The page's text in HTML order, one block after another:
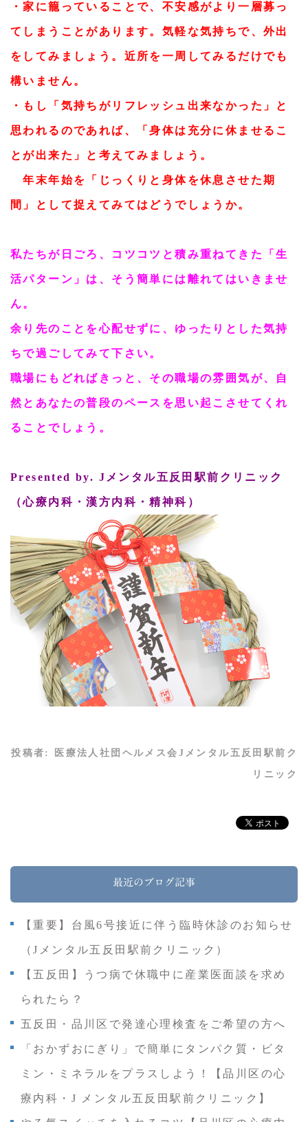
・家に籠っていることで、不安感がより一層募っ
てしまうことがあります。気軽な気持ちで、外出
をしてみましょう。近所を一周してみるだけでも
構いません。
・もし「気持ちがリフレッシュ出来なかった」と
思われるのであれば、「身体は充分に休ませるこ
とが出来た」と考えてみましょう。
年末年始を「じっくりと身体を休息させた期
間」として捉えてみてはどうでしょうか。
私たちが日ごろ、コツコツと積み重ねてきた「生
活パターン」は、そう簡単には離れてはいきませ
ん。
余り先のことを心配せずに、ゆったりとした気持
ちで過ごしてみて下さい。
職場にもどればきっと、その職場の雰囲気が、自
然とあなたの普段のペースを思い起こさせてくれ
ることでしょう。
Presented by. Jメンタル五反田駅前クリニック
（心療内科・漢方内科・精神科）
投稿者: 医療法人社団ヘルメス会Jメンタル五反田駅前ク
リニック
最近のブログ記事
【重要】台風6号接近に伴う臨時休診のお知らせ
（Jメンタル五反田駅前クリニック）
【五反田】うつ病で休職中に産業医面談を求め
られたら？
五反田・品川区で発達心理検査をご希望の方へ
「おかずおにぎり」で簡単にタンパク質・ビタ
ミン・ミネラルをプラスしよう！【品川区の心
療内科・J メンタル五反田駅前クリニック】